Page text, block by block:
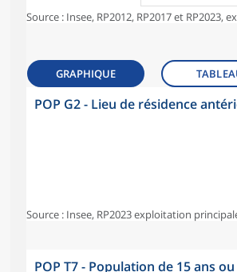
Source : Insee, RP2012, RP2017 et
GRAPHIQUE
POP G2 - Lieu de résidence
Source : Insee, RP2023 exploitation
POP T7 - Population de 15 ans